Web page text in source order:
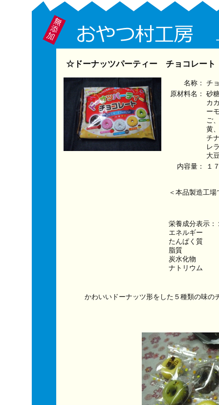
☆ドーナッツパーティー チョコレー
名称：
チ
原材料名：
砂
カ
ー
ご
黄
チ
レ
大
内容量：
１
＜本品製造工
栄養成分表示：
エネルギー　
たんぱく質　
脂質　　　　
炭水化物　　
かわいいドーナッツ形をした５種類の味の